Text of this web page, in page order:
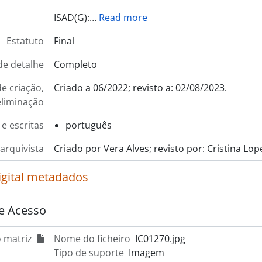
[Item] 3.ª edição de O Espaço à Quarta - Mulheres no
Coleção Multimédia, 1996 - 2023
ISAD(G):… Read more
Estatuto
Final
detalhe
Completo
criação,
Criado a 06/2022; revisto a: 02/08/2023.
escritas
português
Criado por Vera Alves; revisto por: Cristina
metadados
Acesso
matriz Nome do ficheiro IC01270.jpg
Tipo de suporte Imagem